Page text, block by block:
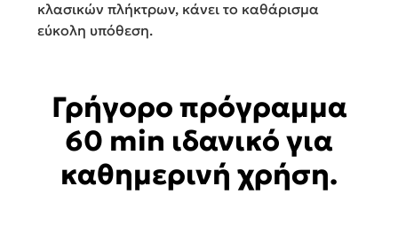
κλασικών πλήκτρων, κάνει το καθάρισμα
εύκολη υπόθεση.
Γρήγορο πρόγραμμα
60 min ιδανικό για
καθημερινή χρήση.